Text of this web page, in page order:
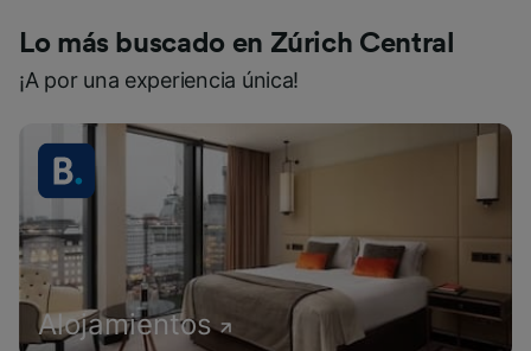
Lo más buscado en Zúrich Central
¡A por una experiencia única!
Alojamientos